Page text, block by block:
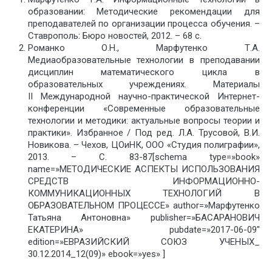
образовании: Методические рекомендации для
преподавателей по организации процесса обучения. –
Ставрополь: Бюро новостей, 2012. – 68 с.
Романко О.Н., Марфутенко Т.А.
Медиаобразовательные технологии в преподавании
дисциплин математического цикла в
образовательных учреждениях. Материалы
II Международной научно-практической Интернет-
конференции «Современные образовательные
технологии и методики: актуальные вопросы теории и
практики». Избранное / Под ред. Л.А. Трусовой, В.И.
Новикова. – Чехов, ЦОиНК, ООО «Студия полиграфии»,
2013. – С. 83-87[schema type=»book»
name=»МЕТОДИЧЕСКИЕ АСПЕКТЫ ИСПОЛЬЗОВАНИЯ
СРЕДСТВ ИНФОРМАЦИОННО-
КОММУНИКАЦИОННЫХ ТЕХНОЛОГИЙ В
ОБРАЗОВАТЕЛЬНОМ ПРОЦЕССЕ» author=»Марфутенко
Татьяна Антоновна» publisher=»БАСАРАНОВИЧ
ЕКАТЕРИНА» pubdate=»2017-06-09″
edition=»ЕВРАЗИЙСКИЙ СОЮЗ УЧЕНЫХ_
30.12.2014_12(09)» ebook=»yes» ]